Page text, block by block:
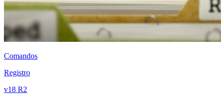
Comandos
Registro
v18 R2